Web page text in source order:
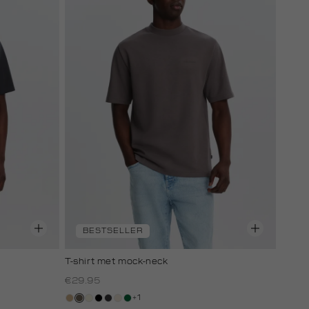
BESTSELLER
T-shirt met mock-neck
€29.95
tanlichtbruin
wit,zwartgrijs,
kit,donkergroen
+1